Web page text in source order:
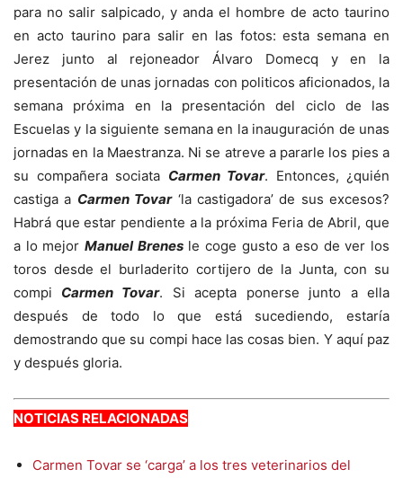
para no salir salpicado, y anda el hombre de acto taurino
en acto taurino para salir en las fotos: esta semana en
Jerez junto al rejoneador Álvaro Domecq y en la
presentación de unas jornadas con politicos aficionados, la
semana próxima en la presentación del ciclo de las
Escuelas y la siguiente semana en la inauguración de unas
jornadas en la Maestranza. Ni se atreve a pararle los pies a
su compañera sociata Carmen Tovar. Entonces, ¿quién
castiga a Carmen Tovar‘la castigadora’ de sus excesos?
Habrá que estar pendiente a la próxima Feria de Abril, que
a lo mejor Manuel Brenesle coge gusto a eso de ver los
toros desde el burladerito cortijero de la Junta, con su
compi Carmen Tovar. Si acepta ponerse junto a ella
después de todo lo que está sucediendo, estaría
demostrando que su compi hace las cosas bien. Y aquí paz
y después gloria.
NOTICIAS RELACIONADAS
Carmen Tovar se ‘carga’ a los tres veterinarios del